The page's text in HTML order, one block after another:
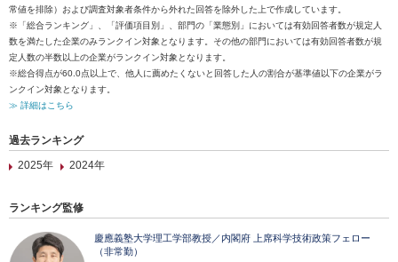
常値を排除）および調査対象者条件から外れた回答を除外した上で作成しています。
※「総合ランキング」、「評価項目別」、部門の「業態別」においては有効回答者数が規定人
数を満たした企業のみランクイン対象となります。その他の部門においては有効回答者数が規
定人数の半数以上の企業がランクイン対象となります。
※総合得点が60.0点以上で、他人に薦めたくないと回答した人の割合が基準値以下の企業がラ
ンクイン対象となります。
≫ 詳細はこちら
過去ランキング
2025年
2024年
ランキング監修
慶應義塾大学理工学部教授／内閣府 上席科学技術政策フェロー
（非常勤）